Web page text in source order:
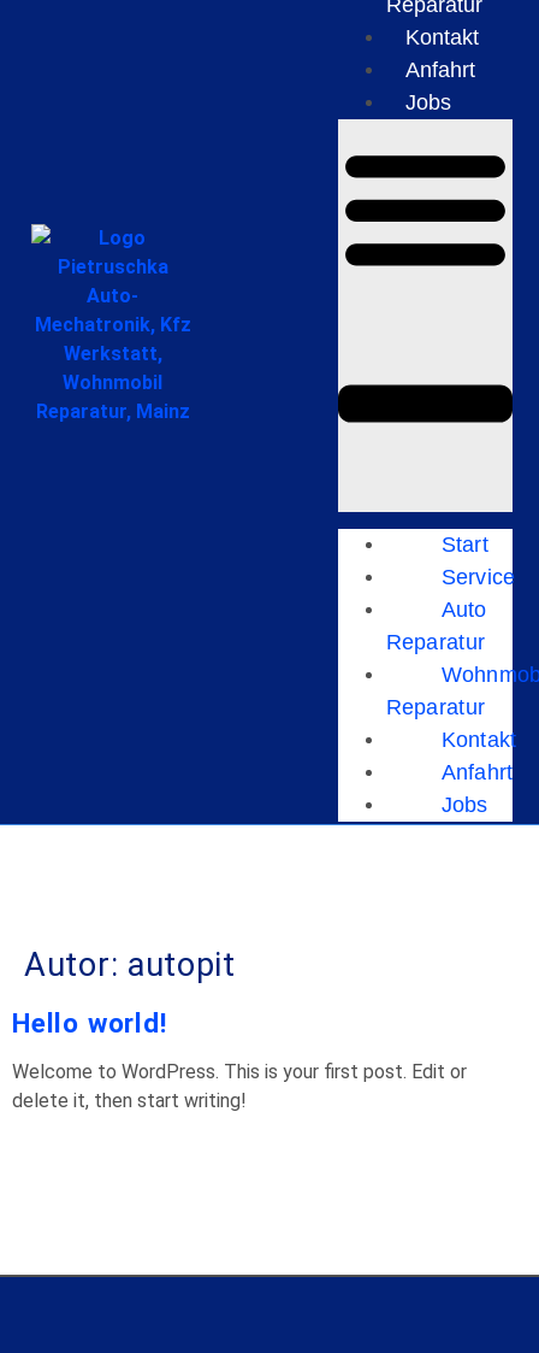
Reparatur
Kontakt
Anfahrt
Jobs
Start
Service
Auto
Reparatur
Reparatur
Kontakt
Anfahrt
Jobs
Autor: autopit
Hello world!
Welcome to WordPress. This is your first post. Edit or
delete it, then start writing!